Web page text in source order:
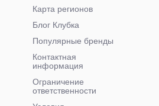
Карта регионов
Блог Клубка
Популярные бренды
Контактная
информация
Ограничение
ответственности